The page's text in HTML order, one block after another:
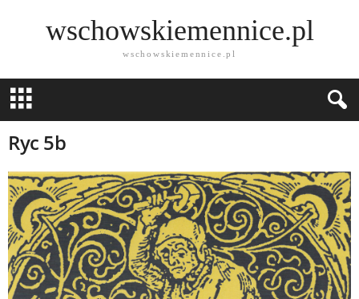
wschowskiemennice.pl
wschowskiemennice.pl
Ryc 5b